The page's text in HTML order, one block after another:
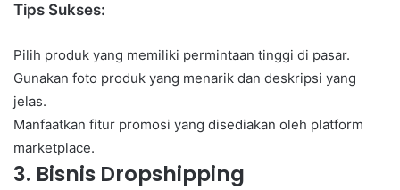
Tips Sukses:
Pilih produk yang memiliki permintaan tinggi di pasar.
Gunakan foto produk yang menarik dan deskripsi yang
jelas.
Manfaatkan fitur promosi yang disediakan oleh platform
marketplace.
3. Bisnis Dropshipping